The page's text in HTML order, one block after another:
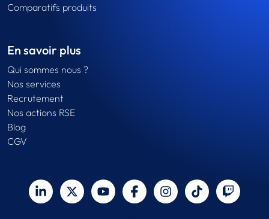
Comparatifs produits
En savoir plus
Qui sommes nous ?
Nos services
Recrutement
Nos actions RSE
Blog
CGV